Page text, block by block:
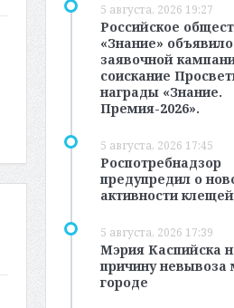
5 августа, 2026 19:27
Российское
«Знание»
заявочной
соискание
награды «Знание.
Премия-2026».
5 августа, 2026 17:45
Роспотребнадзор
предупредил о
активности клещей
5 августа, 2026 17:39
Мэрия Каспийска
причину невывоза
городе